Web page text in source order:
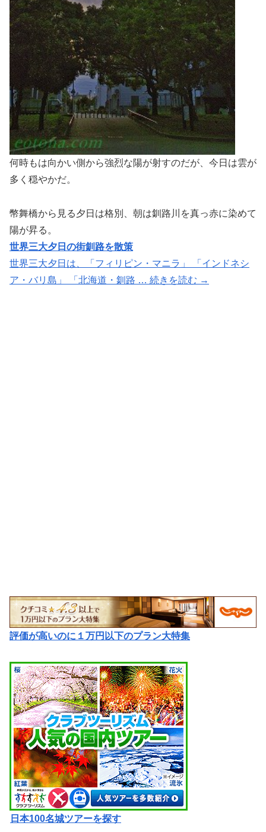
何時もは向かい側から強烈な陽が射すのだが、今日は雲が
多く穏やかだ。
幣舞橋から見る夕日は格別、朝は釧路川を真っ赤に染めて
陽が昇る。
世界三大夕日の街釧路を散策
世界三大夕日は、「フィリピン・マニラ」 「インドネシ
ア・バリ島」 「北海道・釧路 … 続きを読む →
評価が高いのに１万円以下のプラン大特集
日本100名城ツアーを探す